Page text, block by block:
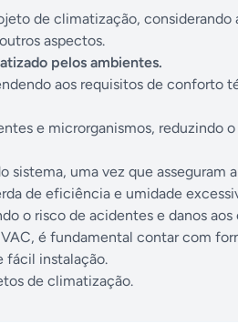
de climatização, considerando
aspectos.
pelos ambientes.
aos requisitos de conforto
e microrganismos, reduzindo
uma vez que asseguram
de eficiência e umidade
o risco de acidentes e danos
é fundamental contar com
fácil instalação.
de climatização.